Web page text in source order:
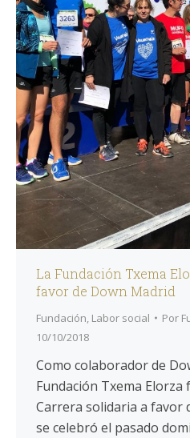
La Fundación Txema
favor de Down Madrid
Fundación, Labor social Por
10/10/2018
Como colaborador de
Fundación Txema Elorza
Carrera solidaria a favor
se celebró el pasado